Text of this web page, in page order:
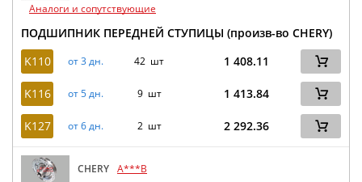
Аналоги и сопутствующие
ПОДШИПНИК ПЕРЕДНЕЙ СТУПИЦЫ (произв-во CHERY)
K110
от 3 дн. 42 шт 1 408.11
K116 от 5 дн. 9 шт 1 413.84
K127 от 6 дн. 2 шт 2 292.36
CHERY A***B